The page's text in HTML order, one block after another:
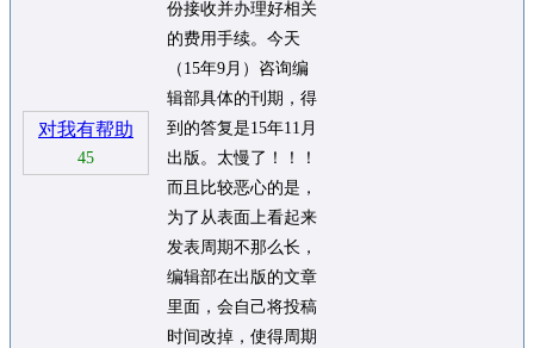
对我有帮助
45
份接收并办理好相关
的费用手续。今天
（15年9月）咨询编
辑部具体的刊期，得
到的答复是15年11月
出版。太慢了！！！
而且比较恶心的是，
为了从表面上看起来
发表周期不那么长，
编辑部在出版的文章
里面，会自己将投稿
时间改掉，使得周期